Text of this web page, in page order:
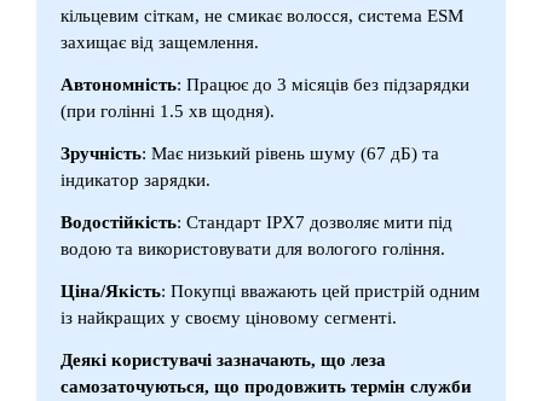
кільцевим сіткам, не смикає волосся, система ESM
захищає від защемлення.
Автономність: Працює до 3 місяців без підзарядки
(при голінні 1.5 хв щодня).
Зручність: Має низький рівень шуму (67 дБ) та
індикатор зарядки.
Водостійкість: Стандарт IPX7 дозволяє мити під
водою та використовувати для вологого гоління.
Ціна/Якість: Покупці вважають цей пристрій одним
із найкращих у своєму ціновому сегменті.
Деякі користувачі зазначають, що леза
самозаточуються, що продовжить термін служби